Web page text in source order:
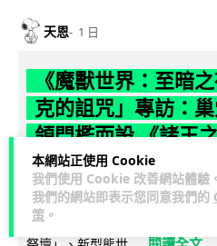
本網站正使用 Cookie
我們使用 Cookie 改善網站體驗
我們的網站即表示您同意我們的
策 。
天恩 1 日
《魔獸世界：至暗
克的詛咒」專訪：
領門檻而設 《諸王
鐘
《魔獸世界：至暗之夜》版本更
於 8 月 13 日正式上線，帶來全